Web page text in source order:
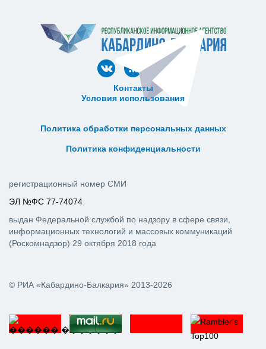
Контакты
Условия использования
Политика обработки персональных данных
Политика конфиденциальности
© РИА «Кабардино-Балкария» 2013-2026
регистрационный номер СМИ
ЭЛ №ФС 77-74074
выдан Федеральной службой по надзору в сфере связи,
информационных технологий и массовых коммуникаций
(Роскомнадзор) 29 октября 2018 года